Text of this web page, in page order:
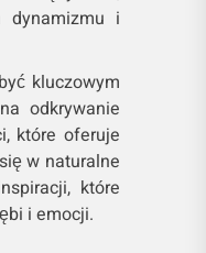
dynamizmu i
kluczowym
odkrywanie
które oferuje
w naturalne
które
i emocji.